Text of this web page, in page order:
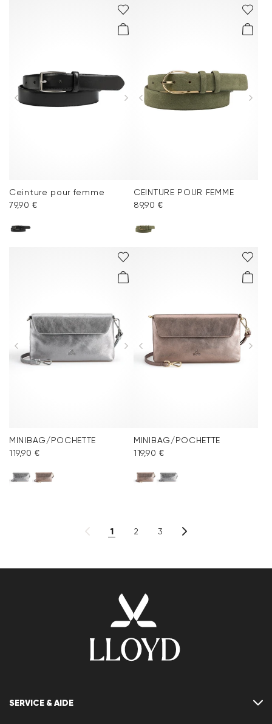
Ceinture pour femme
79,90 €
CEINTURE POUR FEMME
89,90 €
MINIBAG/POCHETTE
119,90 €
MINIBAG/POCHETTE
119,90 €
1 2 3
SERVICE & AIDE